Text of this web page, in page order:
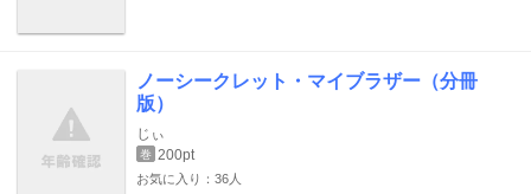
ノーシークレット・マイブラザー（分冊
版）
じぃ
巻 200pt
お気に入り：36人